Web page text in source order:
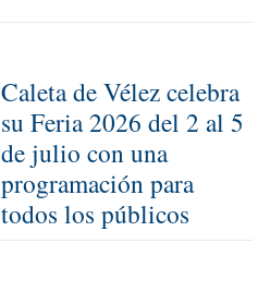
Caleta de Vélez celebra
su Feria 2026 del 2 al 5
de julio con una
programación para
todos los públicos